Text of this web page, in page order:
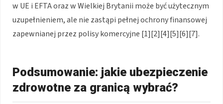
w UE i EFTA oraz w Wielkiej Brytanii może być użytecznym
uzupełnieniem, ale nie zastąpi pełnej ochrony finansowej
zapewnianej przez polisy komercyjne [1][2][4][5][6][7].
Podsumowanie: jakie ubezpieczenie
zdrowotne za granicą wybrać?